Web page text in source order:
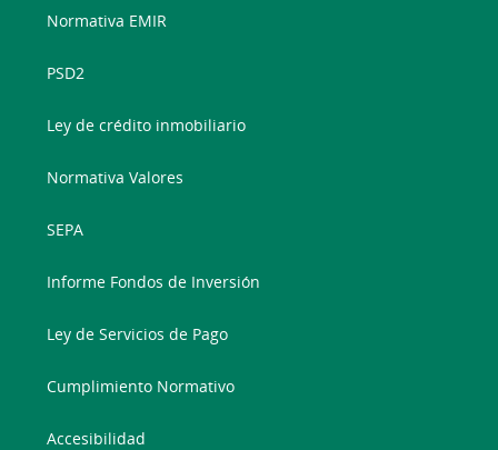
Normativa EMIR
PSD2
Ley de crédito inmobiliario
Normativa Valores
SEPA
Informe Fondos de Inversión
Ley de Servicios de Pago
Cumplimiento Normativo
Accesibilidad